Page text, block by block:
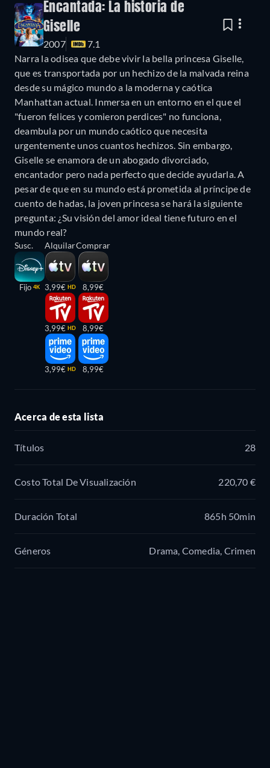
Encantada: La historia de
Giselle
2007
7.1
Narra la odisea que debe vivir la bella princesa Giselle,
que es transportada por un hechizo de la malvada reina
desde su mágico mundo a la moderna y caótica
Manhattan actual. Inmersa en un entorno en el que el
"fueron felices y comieron perdices" no funciona,
deambula por un mundo caótico que necesita
urgentemente unos cuantos hechizos. Sin embargo,
Giselle se enamora de un abogado divorciado,
encantador pero nada perfecto que decide ayudarla. A
pesar de que en su mundo está prometida al príncipe de
cuento de hadas, la joven princesa se hará la siguiente
pregunta: ¿Su visión del amor ideal tiene futuro en el
mundo real?
Susc.
Fijo 4K
Alquilar
3,99€ HD
3,99€ HD
3,99€ HD
Comprar
8,99€
8,99€
8,99€
Acerca de esta lista
Títulos 28
Costo Total De Visualización 220,70 €
Duración Total 865h 50min
Géneros Drama, Comedia, Crimen